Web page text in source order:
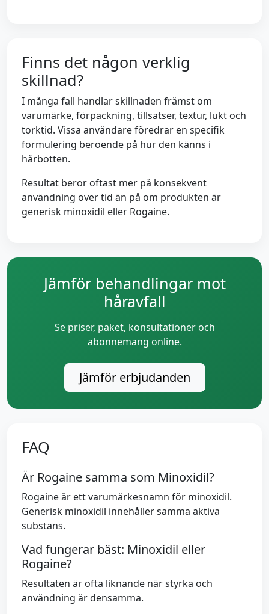
Finns det någon verklig
skillnad?
I många fall handlar skillnaden främst om
varumärke, förpackning, tillsatser, textur, lukt och
torktid. Vissa användare föredrar en specifik
formulering beroende på hur den känns i
hårbotten.
Resultat beror oftast mer på konsekvent
användning över tid än på om produkten är
generisk minoxidil eller Rogaine.
Jämför behandlingar mot
håravfall
Se priser, paket, konsultationer och
abonnemang online.
Jämför erbjudanden
FAQ
Är Rogaine samma som Minoxidil?
Rogaine är ett varumärkesnamn för minoxidil.
Generisk minoxidil innehåller samma aktiva
substans.
Vad fungerar bäst: Minoxidil eller
Rogaine?
Resultaten är ofta liknande när styrka och
användning är densamma.